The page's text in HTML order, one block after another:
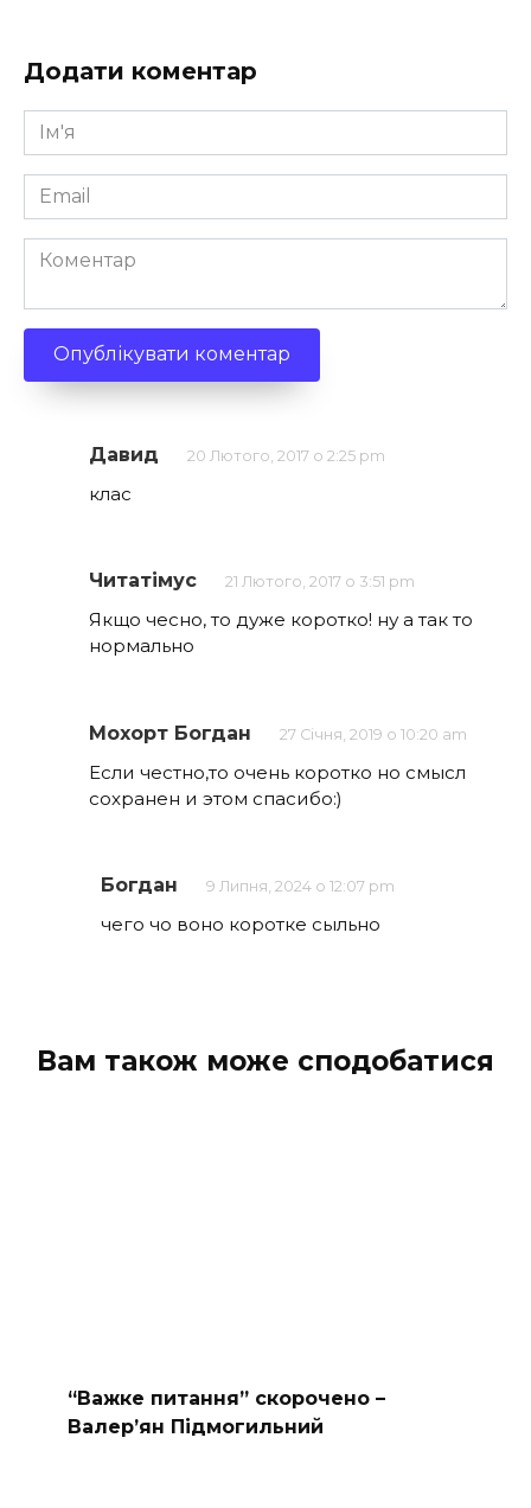
Додати коментар
Ім'я
*
Email
*
Коментар
Давид 20 Лютого, 2017 о 2:25 pm
клас
Читатімус 21 Лютого, 2017 о 3:51 pm
Якщо чесно, то дуже коротко! ну а так то
нормально
Мохорт Богдан 27 Січня, 2019 о 10:20 am
Если честно,то очень коротко но смысл
сохранен и этом спасибо:)
Богдан 9 Липня, 2024 о 12:07 pm
чего чо воно коротке сыльно
Вам також може сподобатися
“Важке питання” скорочено –
Валер’ян Підмогильний